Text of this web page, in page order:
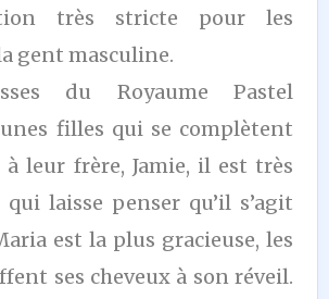
très stricte pour les
gent masculine.
du Royaume Pastel
filles qui se complètent
leur frère, Jamie, il est très
laisse penser qu’il s’agit
est la plus gracieuse, les
ses cheveux à son réveil.